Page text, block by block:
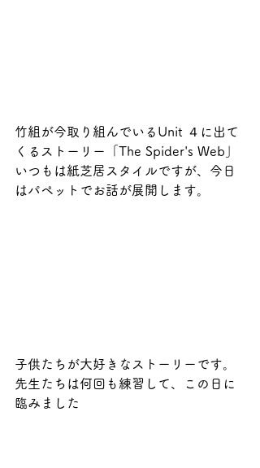
竹組が今取り組んでいるUnit ４に出て
くるストーリー「The Spider's Web」
いつもは紙芝居スタイルですが、今日
はパペットでお話が展開します。
子供たちが大好きなストーリーです。
先生たちは何回も練習して、この日に
臨みました